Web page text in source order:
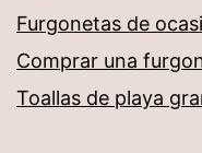
Furgonetas de
Comprar una
Toallas de playa